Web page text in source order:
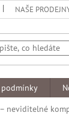
NAŠE
neviditelné